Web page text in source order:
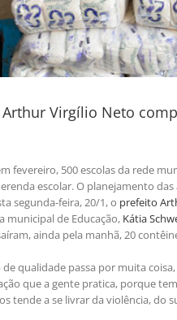
Virgílio Neto
fevereiro, 500 escolas da rede
escolar. O planejamento
segunda-feira, 20/1, o prefeito
municipal de Educação, Kátia
ainda pela manhã, 20
qualidade passa por muita
que a gente pratica, porque
tende a se livrar da violência,